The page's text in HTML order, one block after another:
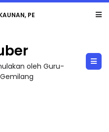
OLEH CIKGU WAN...
oleh Guru-